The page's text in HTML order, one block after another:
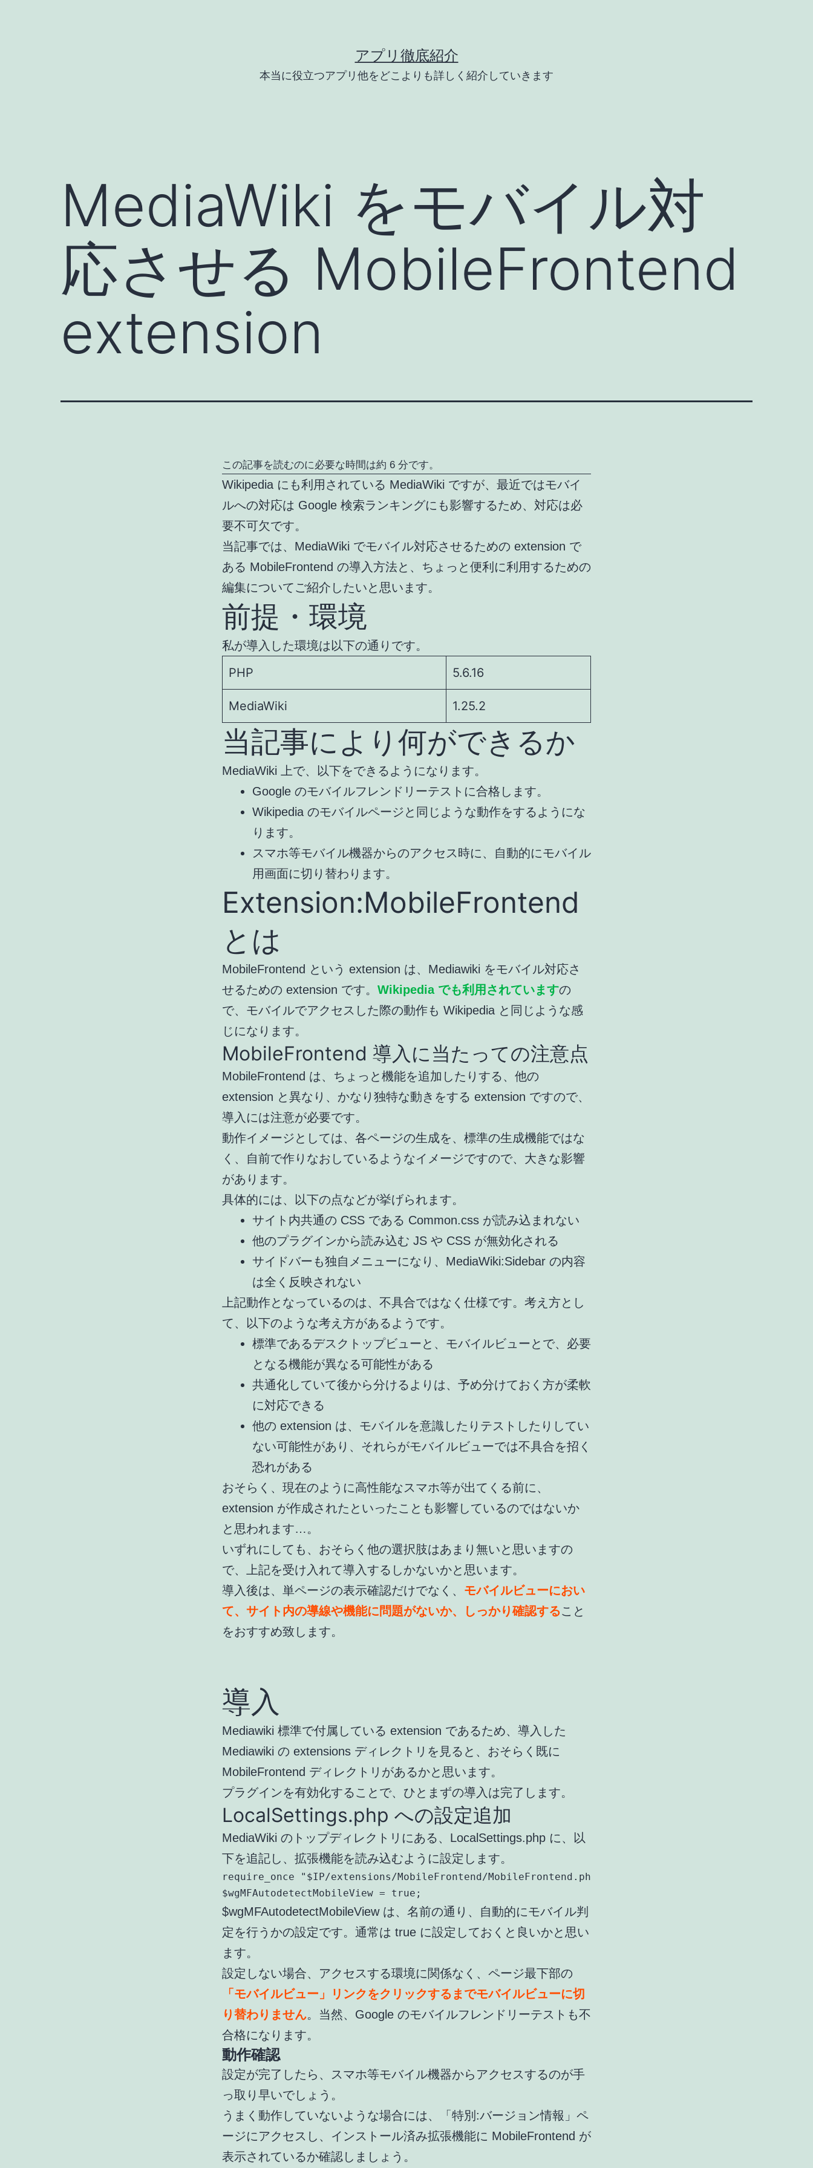
アプリ徹底紹介
本当に役立つアプリ他をどこよりも詳しく紹介していきます
MediaWiki をモバイル対
応させる MobileFrontend
extension
この記事を読むのに必要な時間は約 6 分です。
Wikipedia にも利用されている MediaWiki ですが、最近ではモバイ
ルへの対応は Google 検索ランキングにも影響するため、対応は必
要不可欠です。
当記事では、MediaWiki でモバイル対応させるための extension で
ある MobileFrontend の導入方法と、ちょっと便利に利用するための
編集についてご紹介したいと思います。
前提・環境
私が導入した環境は以下の通りです。
PHP 5.6.16
MediaWiki 1.25.2
当記事により何ができるか
MediaWiki 上で、以下をできるようになります。
Google のモバイルフレンドリーテストに合格します。
Wikipedia のモバイルページと同じような動作をするようにな
ります。
スマホ等モバイル機器からのアクセス時に、自動的にモバイル
用画面に切り替わります。
Extension:MobileFrontend
とは
MobileFrontend という extension は、Mediawiki をモバイル対応さ
せるための extension です。 Wikipedia でも利用されていますの
で、モバイルでアクセスした際の動作も Wikipedia と同じような感
じになります。
MobileFrontend 導入に当たっての注意点
MobileFrontend は、ちょっと機能を追加したりする、他の
extension と異なり、かなり独特な動きをする extension ですので、
導入には注意が必要です。
動作イメージとしては、各ページの生成を、標準の生成機能ではな
く、自前で作りなおしているようなイメージですので、大きな影響
があります。
具体的には、以下の点などが挙げられます。
サイト内共通の CSS である Common.css が読み込まれない
他のプラグインから読み込む JS や CSS が無効化される
サイドバーも独自メニューになり、MediaWiki:Sidebar の内容
は全く反映されない
上記動作となっているのは、不具合ではなく仕様です。考え方とし
て、以下のような考え方があるようです。
標準であるデスクトップビューと、モバイルビューとで、必要
となる機能が異なる可能性がある
共通化していて後から分けるよりは、予め分けておく方が柔軟
に対応できる
他の extension は、モバイルを意識したりテストしたりしてい
ない可能性があり、それらがモバイルビューでは不具合を招く
恐れがある
おそらく、現在のように高性能なスマホ等が出てくる前に、
extension が作成されたといったことも影響しているのではないか
と思われます…。
いずれにしても、おそらく他の選択肢はあまり無いと思いますの
で、上記を受け入れて導入するしかないかと思います。
導入後は、単ページの表示確認だけでなく、 モバイルビューにおい
て、サイト内の導線や機能に問題がないか、しっかり確認すること
をおすすめ致します。
導入
Mediawiki 標準で付属している extension であるため、導入した
Mediawiki の extensions ディレクトリを見ると、おそらく既に
MobileFrontend ディレクトリがあるかと思います。
プラグインを有効化することで、ひとまずの導入は完了します。
LocalSettings.php への設定追加
MediaWiki のトップディレクトリにある、LocalSettings.php に、以
下を追記し、拡張機能を読み込むように設定します。
require_once "$IP/extensions/MobileFrontend/MobileFrontend.php";
$wgMFAutodetectMobileView = true;
$wgMFAutodetectMobileView は、名前の通り、自動的にモバイル判
定を行うかの設定です。通常は true に設定しておくと良いかと思い
ます。
設定しない場合、アクセスする環境に関係なく、ページ最下部の
「モバイルビュー」リンクをクリックするまでモバイルビューに切
り替わりません。当然、Google のモバイルフレンドリーテストも不
合格になります。
動作確認
設定が完了したら、スマホ等モバイル機器からアクセスするのが手
っ取り早いでしょう。
うまく動作していないような場合には、「特別:バージョン情報」ペ
ージにアクセスし、インストール済み拡張機能に MobileFrontend が
表示されているか確認しましょう。